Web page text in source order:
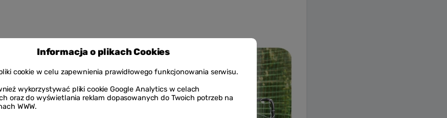
Informacja o plikach Cookies
cookie w celu zapewnienia prawidłowego funkcjonowania serwisu.
wykorzystywać pliki cookie Google Analytics w celach
oraz do wyświetlania reklam dopasowanych do Twoich potrzeb na
WWW.